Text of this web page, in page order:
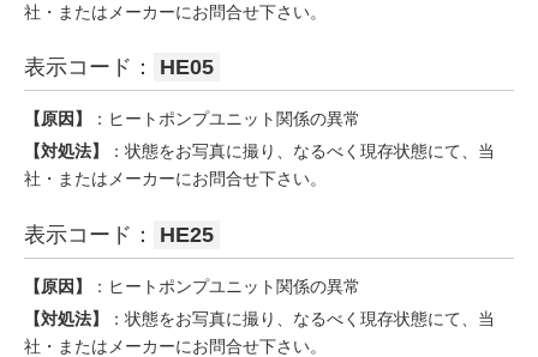
社・またはメーカーにお問合せ下さい。
表示コード： HE05
【原因】
：ヒートポンプユニット関係の異常
【対処法】
：状態をお写真に撮り、なるべく現存状態にて、当
社・またはメーカーにお問合せ下さい。
表示コード： HE25
【原因】
：ヒートポンプユニット関係の異常
【対処法】
：状態をお写真に撮り、なるべく現存状態にて、当
社・またはメーカーにお問合せ下さい。